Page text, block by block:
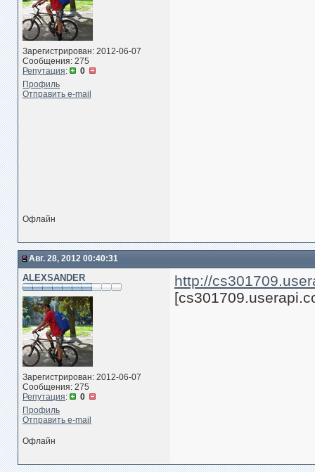
Зарегистрирован: 2012-06-07
Сообщения: 275
Репутация:
0
Профиль
Отправить e-mail
Офлайн
Авг. 28, 2012 00:40:31
ALEXSANDER
Зарегистрирован: 2012-06-07
Сообщения: 275
Репутация:
0
Профиль
Отправить e-mail
http://
Офлайн